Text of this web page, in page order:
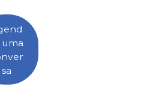
uma
sa